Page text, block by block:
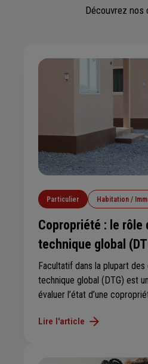
Découvrez nos
Particulier Habitation /
Copropriété : le rôle
technique global
Facultatif dans la plupart
technique global (DTG) est
évaluer l’état d’une
des occupants. Découvrez
Lire l'article